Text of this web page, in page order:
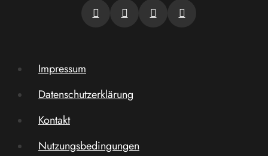
Impressum
Datenschutzerklärung
Kontakt
Nutzungsbedingungen